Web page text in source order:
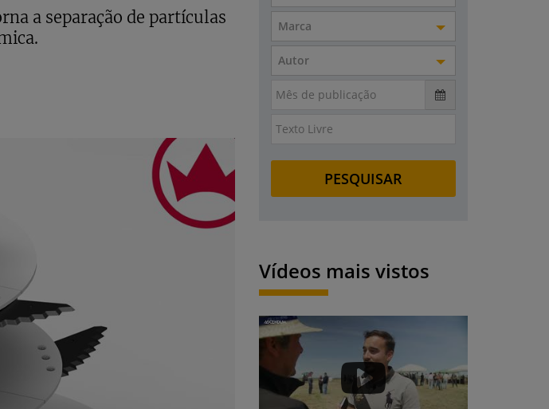
a separação de partículas
Marca
Autor
Vídeos mais vistos